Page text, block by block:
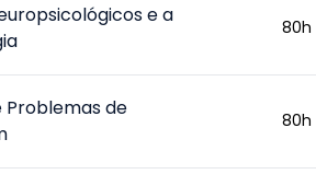
e a
80h
Problemas de
80h